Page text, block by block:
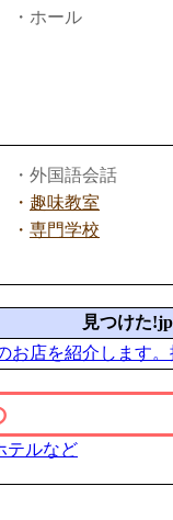
・ホール
・外国語会話
・ 趣味教室
・ 専門学校
見つけた
お店を紹介します
テルなど